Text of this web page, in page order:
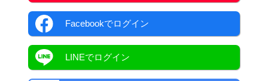
Facebookでログイン
LINEでログイン